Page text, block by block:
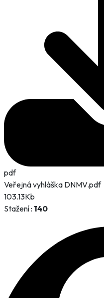
pdf
Veřejná vyhláška DNMV.pdf
103.13Kb
Stažení : 140